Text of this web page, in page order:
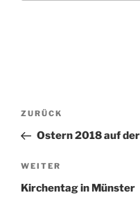
Beitragsnavigation
Vorheriger
Beitrag
ZURÜCK
Ostern 2018 auf
Nächster
Beitrag
WEITER
Kirchentag in Münster